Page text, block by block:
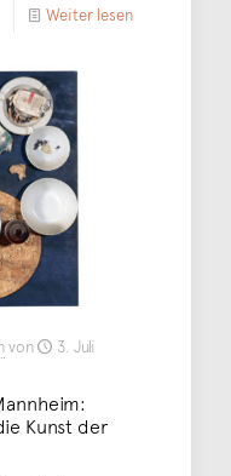
Weiter lesen
von
3. Juli
Kunst der